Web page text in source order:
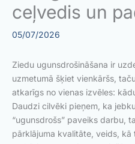
ceļvedis un
05/07/2026
Ziedu ugunsdrošināšana ir
uzmetumā šķiet vienkāršs,
atkarīgs no vienas izvēles:
Daudzi cilvēki pieņem, ka
“ugunsdrošs” paveiks darbu,
pārklājuma kvalitāte, veids, kā